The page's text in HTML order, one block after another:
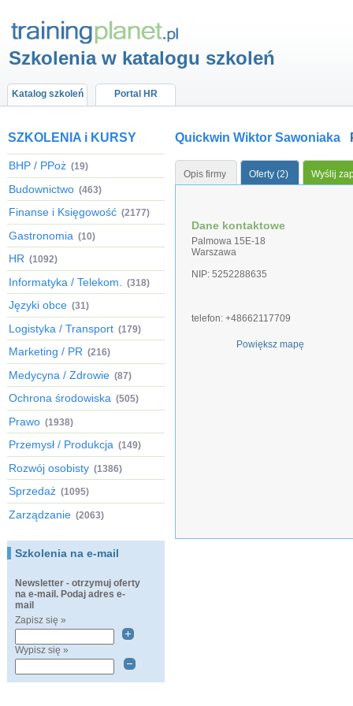
Szkolenia w katalogu szkoleń
Katalog szkoleń Portal HR
SZKOLENIA i KURSY
BHP / PPoż (19)
Budownictwo (463)
Finanse i Księgowość (2177)
Gastronomia (10)
HR (1092)
Informatyka / Telekom. (318)
Języki obce (31)
Logistyka / Transport (179)
Marketing / PR (216)
Medycyna / Zdrowie (87)
Ochrona środowiska (505)
Prawo (1938)
Przemysł / Produkcja (149)
Rozwój osobisty (1386)
Sprzedaż (1095)
Zarządzanie (2063)
Szkolenia na e-mail
Newsletter - otrzymuj oferty
na e-mail. Podaj adres e-
mail
Zapisz się »
Wypisz się »
Quickwin Wiktor Sawoniaka
Opis firmy Oferty (2) Wyślij
Dane kontaktowe
Palmowa 15E-18
Warszawa
NIP: 5252288635
telefon: +48662117709
Powiększ mapę